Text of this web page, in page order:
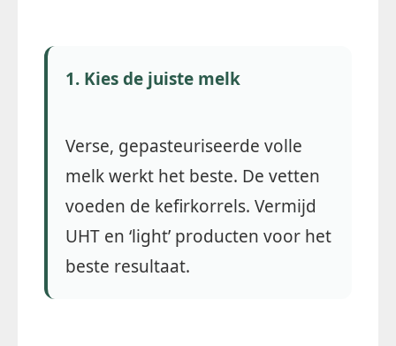
1. Kies de juiste melk
Verse, gepasteuriseerde volle
melk werkt het beste. De vetten
voeden de kefirkorrels. Vermijd
UHT en ‘light’ producten voor het
beste resultaat.